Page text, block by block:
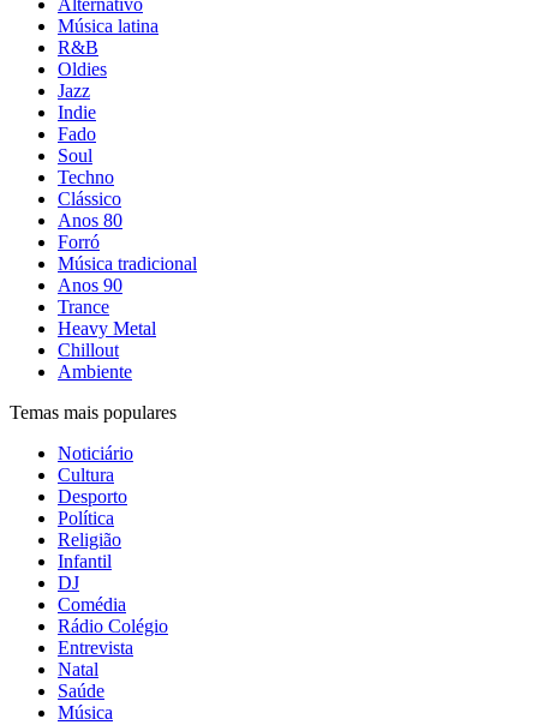
Alternativo
Música latina
R&B
Oldies
Jazz
Indie
Fado
Soul
Techno
Clássico
Anos 80
Forró
Música tradicional
Anos 90
Trance
Heavy Metal
Chillout
Ambiente
Temas mais populares
Noticiário
Cultura
Desporto
Política
Religião
Infantil
DJ
Comédia
Rádio Colégio
Entrevista
Natal
Saúde
Música